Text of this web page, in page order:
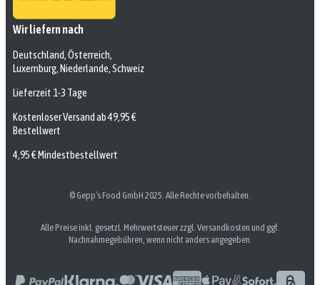
Wir liefern nach
Deutschland, Österreich,
Luxemburg, Niederlande, Schweiz
Lieferzeit 1-3 Tage
Kostenloser Versand ab 49,95 €
Bestellwert
4,95 € Mindestbestellwert
© Gepp’s Food GmbH 2025. Alle Rechte vorbehalten.
Alle Preise inkl. gesetzl. Mehrwertsteuer zzgl. Versandkosten und ggf.
Nachnahmegebühren, wenn nicht anders angegeben.